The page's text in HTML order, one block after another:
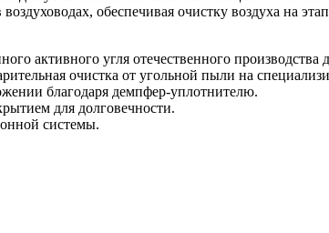
обеспечивая очистку воздуха на
активного угля отечественного
очистка от угольной пыли на
благодаря демпфер-уплотнителю.
для долговечности.
системы.